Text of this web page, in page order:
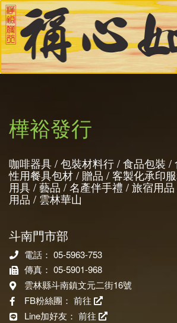
樺裕發行
咖啡器具 / 包裝材料行 / 食品包裝 /
性用餐具包材 / 贈品 / 客製化承印
用具 / 藝品 / 名產伴手禮 / 旅宿用
用品 / 雲林華山
斗南門市部
電話： 05-5963-753
傳真： 05-5901-968
雲林縣斗南鎮文元二街16號
FB粉絲團： 前往
Line加好友： 前往